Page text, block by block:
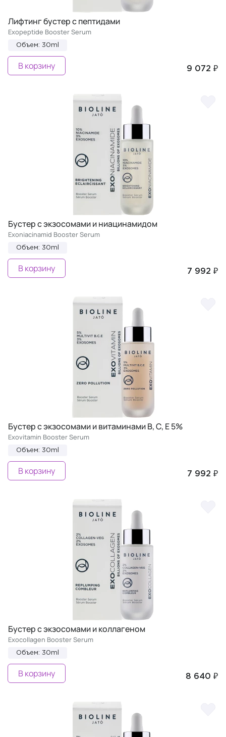
Лифтинг бустер с пептидами
Exopeptide Booster Serum
Объем: 30ml
9 072 ₽
В корзину
Бустер с экзосомами и ниацинамидом
Exoniacinamid Booster Serum
Объем: 30ml
7 992 ₽
В корзину
Бустер с экзосомами и витаминами В, С, Е 5%
Exovitamin Booster Serum
Объем: 30ml
7 992 ₽
В корзину
Бустер с экзосомами и коллагеном
Exocollagen Booster Serum
Объем: 30ml
8 640 ₽
В корзину